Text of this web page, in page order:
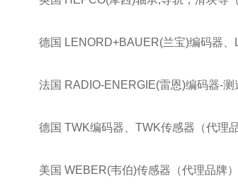
德国 LENORD+BAUER(兰宝)编码器
法国 RADIO-ENERGIE(雷恩)编码器-
德国 TWK编码器、TWK传感器（代理品
美国 WEBER(韦伯)传感器（代理品牌）